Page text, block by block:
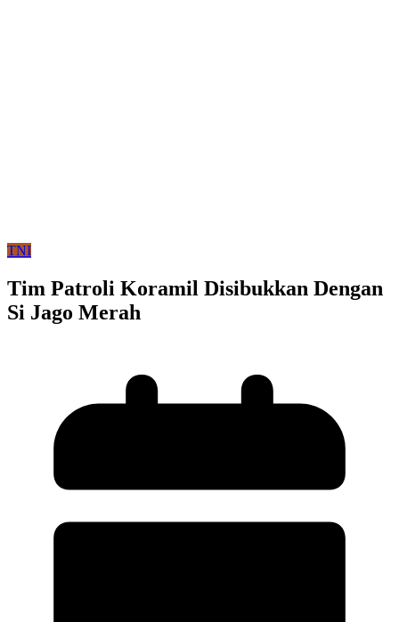
TNI
Tim Patroli Koramil Disibukkan Dengan
Si Jago Merah